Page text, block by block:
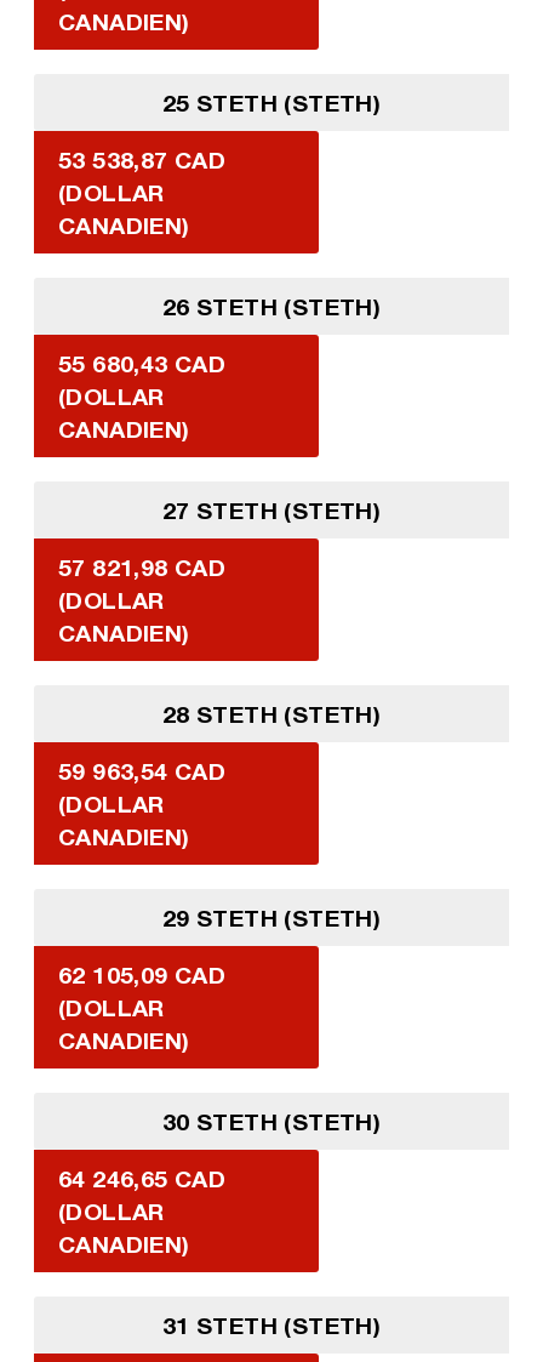
CANADIEN)
25 STETH (STETH)
53 538,87 CAD
(DOLLAR
CANADIEN)
26 STETH (STETH)
55 680,43 CAD
(DOLLAR
CANADIEN)
27 STETH (STETH)
57 821,98 CAD
(DOLLAR
CANADIEN)
28 STETH (STETH)
59 963,54 CAD
(DOLLAR
CANADIEN)
29 STETH (STETH)
62 105,09 CAD
(DOLLAR
CANADIEN)
30 STETH (STETH)
64 246,65 CAD
(DOLLAR
CANADIEN)
31 STETH (STETH)